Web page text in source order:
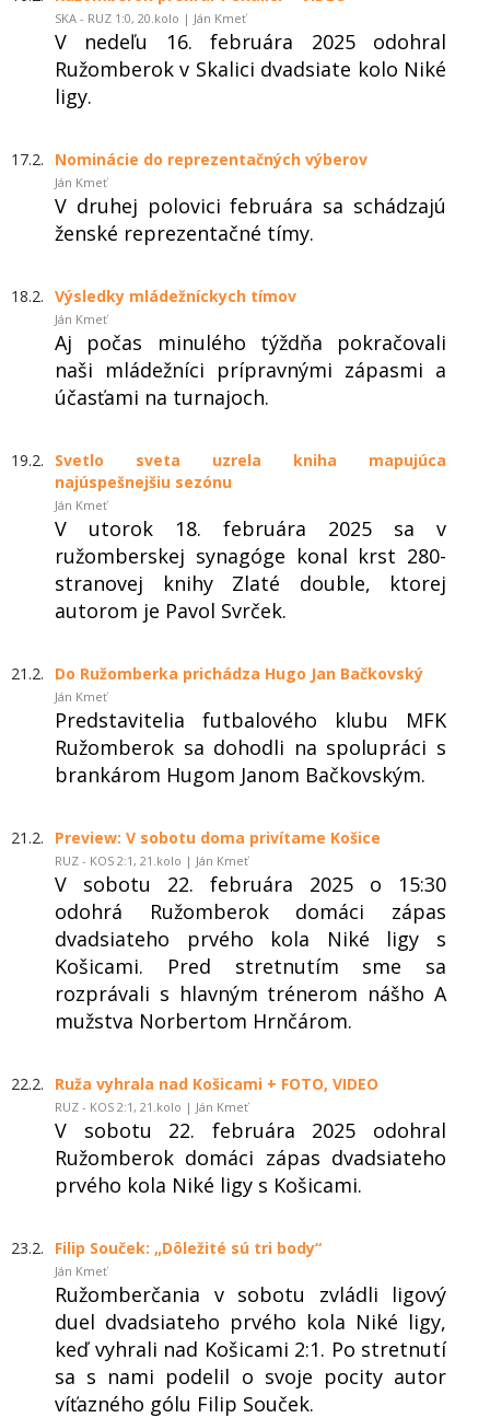
SKA - RUZ 1:0, 20.kolo | Ján Kmeť
V nedeľu 16. februára 2025 odohral
Ružomberok v Skalici dvadsiate kolo Niké
ligy.
17.2. Nominácie do reprezentačných výberov
Ján Kmeť
V druhej polovici februára sa schádzajú
ženské reprezentačné tímy.
18.2. Výsledky mládežníckych tímov
Ján Kmeť
Aj počas minulého týždňa pokračovali
naši mládežníci prípravnými zápasmi a
účasťami na turnajoch.
19.2.
Svetlo sveta uzrela kniha mapujúca
najúspešnejšiu sezónu
Ján Kmeť
V utorok 18. februára 2025 sa v
ružomberskej synagóge konal krst 280-
stranovej knihy Zlaté double, ktorej
autorom je Pavol Svrček.
21.2. Do Ružomberka prichádza Hugo Jan Bačkovský
Ján Kmeť
Predstavitelia futbalového klubu MFK
Ružomberok sa dohodli na spolupráci s
brankárom Hugom Janom Bačkovským.
21.2. Preview: V sobotu doma privítame Košice
RUZ - KOS 2:1, 21.kolo | Ján Kmeť
V sobotu 22. februára 2025 o 15:30
odohrá Ružomberok domáci zápas
dvadsiateho prvého kola Niké ligy s
Košicami. Pred stretnutím sme sa
rozprávali s hlavným trénerom nášho A
mužstva Norbertom Hrnčárom.
22.2. Ruža vyhrala nad Košicami + FOTO, VIDEO
RUZ - KOS 2:1, 21.kolo | Ján Kmeť
V sobotu 22. februára 2025 odohral
Ružomberok domáci zápas dvadsiateho
prvého kola Niké ligy s Košicami.
23.2. Filip Souček: „Dôležité sú tri body“
Ján Kmeť
Ružomberčania v sobotu zvládli ligový
duel dvadsiateho prvého kola Niké ligy,
keď vyhrali nad Košicami 2:1. Po stretnutí
sa s nami podelil o svoje pocity autor
víťazného gólu Filip Souček.